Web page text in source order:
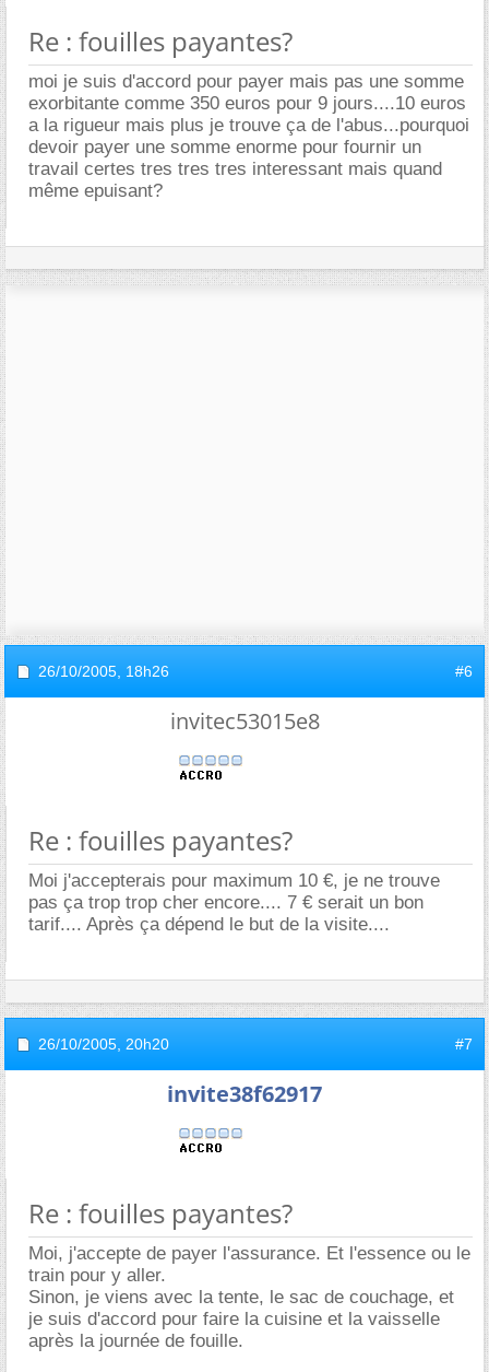
Re : fouilles payantes?
moi je suis d'accord pour payer mais pas une somme
exorbitante comme 350 euros pour 9 jours....10 euros
a la rigueur mais plus je trouve ça de l'abus...pourquoi
devoir payer une somme enorme pour fournir un
travail certes tres tres tres interessant mais quand
même epuisant?
26/10/2005, 18h26 #6
invitec53015e8
Re : fouilles payantes?
Moi j'accepterais pour maximum 10 €, je ne trouve
pas ça trop trop cher encore.... 7 € serait un bon
tarif.... Après ça dépend le but de la visite....
26/10/2005, 20h20 #7
invite38f62917
Re : fouilles payantes?
Moi, j'accepte de payer l'assurance. Et l'essence ou le
train pour y aller.
Sinon, je viens avec la tente, le sac de couchage, et
je suis d'accord pour faire la cuisine et la vaisselle
après la journée de fouille.